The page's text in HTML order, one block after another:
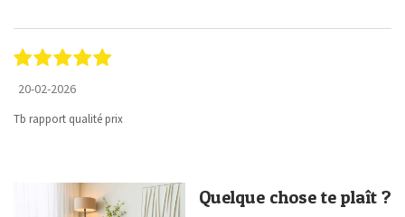
20-02-2026
Tb rapport qualité prix
Quelque chose te plaît ?